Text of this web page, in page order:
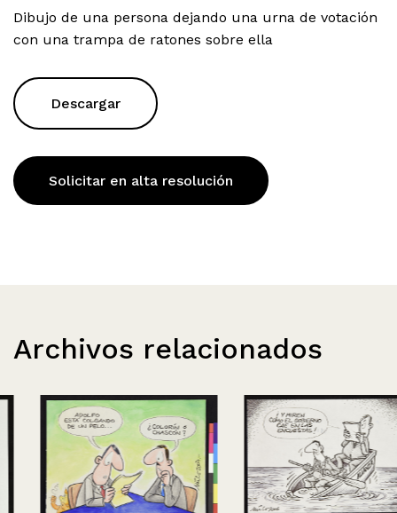
Dibujo de una persona dejando una urna de votación
con una trampa de ratones sobre ella
Descargar
Solicitar en alta resolución
Archivos relacionados